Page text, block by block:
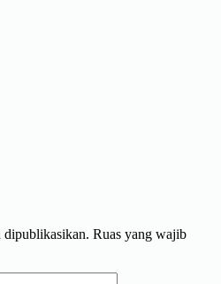
dipublikasikan. Ruas yang wajib